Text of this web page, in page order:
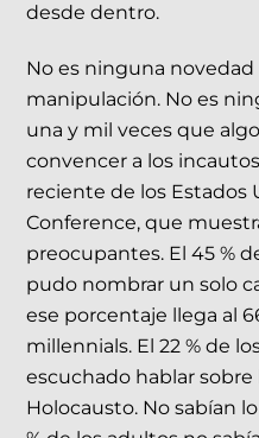
desde dentro.
No es ninguna novedad
manipulación. No es
una y mil veces que
convencer a los
reciente de los Estados
Conference, que
preocupantes. El 45 %
pudo nombrar un solo
ese porcentaje llega al
millennials. El 22 % de
escuchado hablar sobre
Holocausto. No sabían